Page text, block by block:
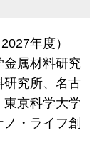
年度）
属材料研究
研究所、名古
京科学大学
・ライフ創